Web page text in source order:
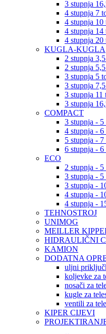
3 stupnja
4 stupnja 7
4 stupnja 10
4 stupnja 14
4 stupnja 20
KUGLA-KUGLA
2 stupnja
2 stupnja
3 stupnja 5
3 stupnja
3 stupnja 11
3 stupnja
COMPACT
3 stupnja - 5
4 stupnja - 6
5 stupnja - 7
6 stupnja - 6
ECO
2 stupnja - 5
3 stupnja - 5
3 stupnja -
4 stupnja -
4 stupnja -
TEHNOSTROJ
UNIMOG
MEILLER
HIDRAULIČNI
KAMION
DODATNA
uljni
koljevke za
nosači za
kugle za
ventili za
KIPER CIJEVI